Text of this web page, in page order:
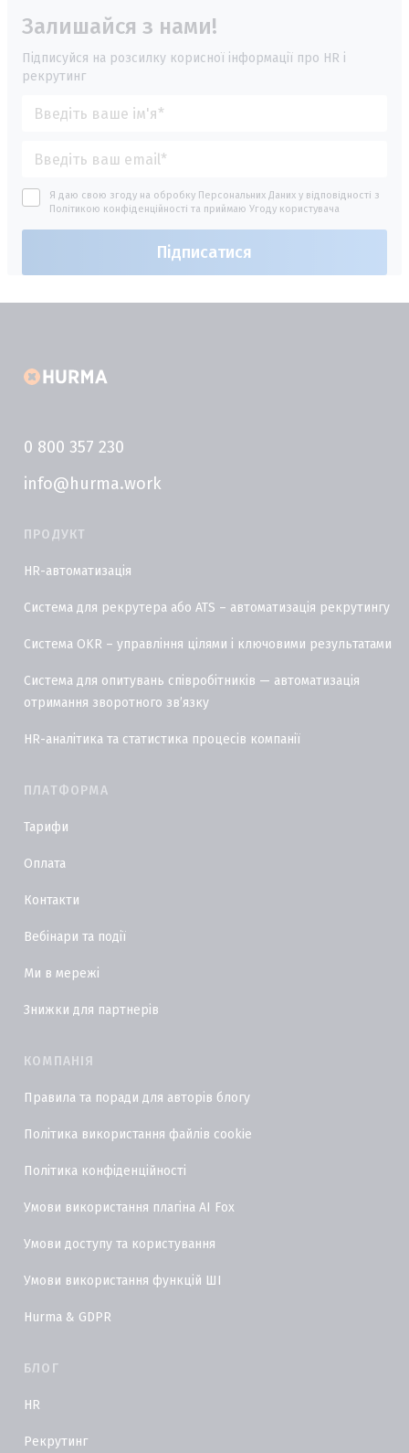
Залишайся з нами!
Підписуйся на розсилку корисної інформації про HR і
рекрутинг
Я даю свою згоду на обробку Персональних Даних у відповідності з
Політикою конфіденційності та приймаю Угоду користувача
0 800 357 230
info@hurma.work
ПРОДУКТ
HR-автоматизація
Система для рекрутера або ATS – автоматизація рекрутингу
Система OKR – управління цілями і ключовими результатами
Система для опитувань співробітників — автоматизація
отримання зворотного звʼязку
HR-аналітика та статистика процесів компанії
ПЛАТФОРМА
Тарифи
Оплата
Контакти
Вебінари та події
Ми в мережі
Знижки для партнерів
КОМПАНІЯ
Правила та поради для авторів блогу
Політика використання файлів cookie
Політика конфіденційності
Умови використання плагіна AI Fox
Умови доступу та користування
Умови використання функцій ШІ
Hurma & GDPR
БЛОГ
HR
Рекрутинг